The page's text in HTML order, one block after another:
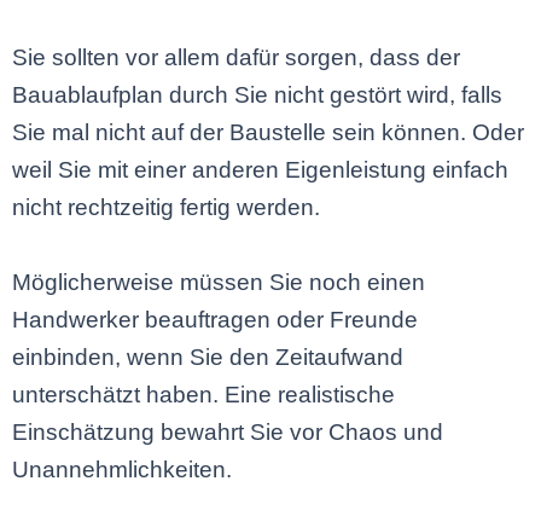
Sie sollten vor allem dafür sorgen, dass der
Bauablaufplan durch Sie nicht gestört wird, falls
Sie mal nicht auf der Baustelle sein können. Oder
weil Sie mit einer anderen Eigenleistung einfach
nicht rechtzeitig fertig werden.
Möglicherweise müssen Sie noch einen
Handwerker beauftragen oder Freunde
einbinden, wenn Sie den Zeitaufwand
unterschätzt haben. Eine realistische
Einschätzung bewahrt Sie vor Chaos und
Unannehmlichkeiten.